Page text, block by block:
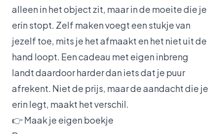
alleen in het object zit, maar in de moeite die je
erin stopt. Zelf maken voegt een stukje van
jezelf toe, mits je het afmaakt en het niet uit de
hand loopt. Een cadeau met eigen inbreng
landt daardoor harder dan iets dat je puur
afrekent. Niet de prijs, maar de aandacht die je
erin legt, maakt het verschil.
👉Maak je eigen boekje